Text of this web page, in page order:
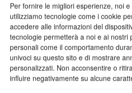
Per fornire le migliori esperienze, noi
utilizziamo tecnologie come i cookie
accedere alle informazioni del
tecnologie permetterà a noi e ai nostri
personali come il comportamento
univoci su questo sito e di mostrare
personalizzati. Non acconsentire o
influire negativamente su alcune